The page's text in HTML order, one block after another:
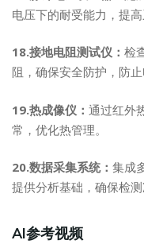
电压下的耐受能力，提高
18.接地电阻测试仪： 检
阻，确保安全防护，防止
19.热成像仪： 通过红外
常，优化热管理。
20.数据采集系统： 集成
提供分析基础，确保检测
AI参考视频